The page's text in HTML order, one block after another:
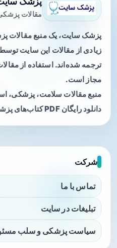
مقالات
پزشک سایت، یک منبع
زیادی از مقالات این سایت
ترجمه شده‌اند. استفاده از
مجاز است.
منبع مقالات سلامت، پزشکی،
دانلود رایگان PDF کتاب‌های پزشکی.
شرکت
تماس با ما
تبلیغات در سایت
سیاست پزشکی و سلب